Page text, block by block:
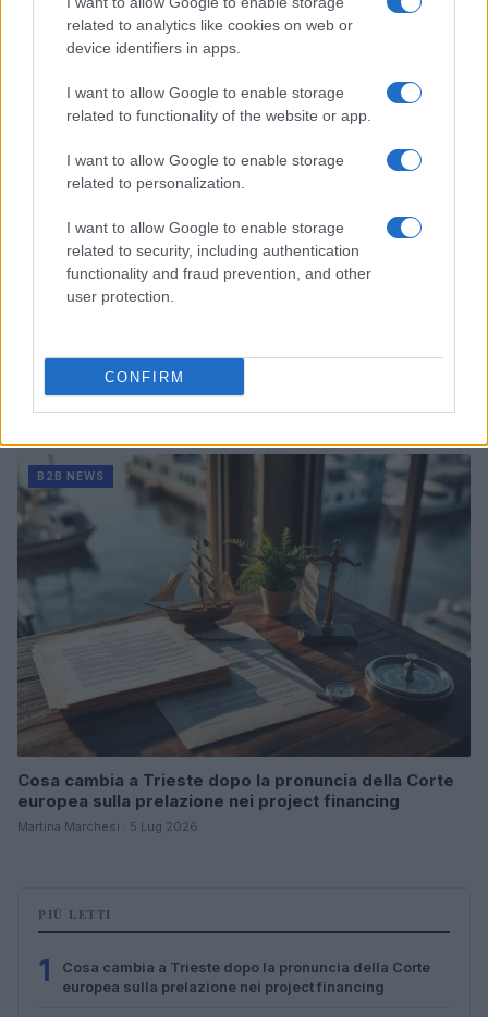
related to analytics like cookies on web or
device identifiers in apps.
I want to allow Google to enable storage
related to functionality of the website or app.
I want to allow Google to enable storage
related to personalization.
I want to allow Google to enable storage
related to security, including authentication
functionality and fraud prevention, and other
user protection.
CONFIRM
donatori
Martina Marchesi · 10 Lug 2026
Acquisizione Fincantieri-WSense: i fondatori restano
e rimettono capitale
B2B NEWS
Cosa cambia a Trieste dopo la pronuncia della Corte
europea sulla prelazione nei project financing
Martina Marchesi · 5 Lug 2026
PIÙ LETTI
1
Cosa cambia a Trieste dopo la pronuncia della Corte
europea sulla prelazione nei project financing